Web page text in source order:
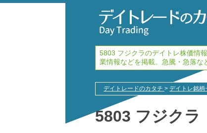
5803 フジクラのデイトレ株価情
業情報などを掲載。急騰・急落な
デイトレードのカタチ > デイトレ銘柄
5803 フジクラ